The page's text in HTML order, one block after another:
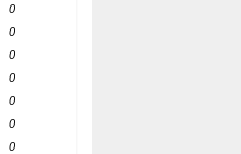
0
0
0
0
0
0
0